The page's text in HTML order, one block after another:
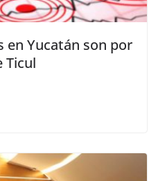
en Yucatán son por
Ticul